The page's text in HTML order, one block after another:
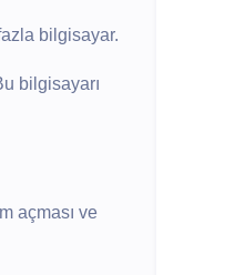
bilgisayar.
bilgisayarı
açması ve